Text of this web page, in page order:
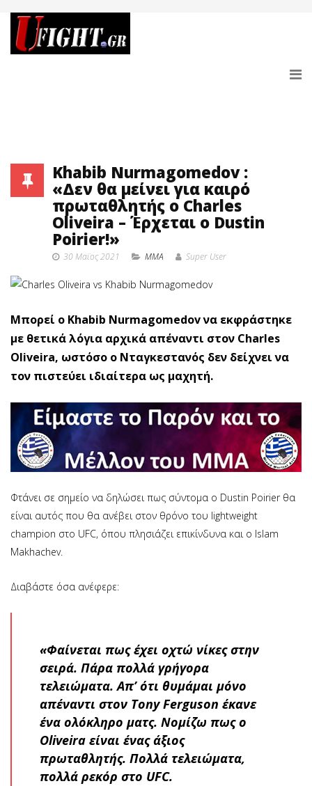
Khabib Nurmagomedov :
«Δεν θα μείνει για καιρό
πρωταθλητής ο Charles
Oliveira – Έρχεται ο Dustin
Poirier!»
30 Μαϊος 2021 MMA Super User
Μπορεί ο Khabib Nurmagomedov να εκφράστηκε
με θετικά λόγια αρχικά απέναντι στον Charles
Oliveira, ωστόσο ο Νταγκεστανός δεν δείχνει να
τον πιστεύει ιδιαίτερα ως μαχητή.
Φτάνει σε σημείο να δηλώσει πως σύντομα ο Dustin Poirier θα
είναι αυτός που θα ανέβει στον θρόνο του lightweight
champion στο UFC, όπου πλησιάζει επικίνδυνα και ο Islam
Makhachev.
Διαβάστε όσα ανέφερε:
«Φαίνεται πως έχει οχτώ νίκες στην
σειρά. Πάρα πολλά γρήγορα
τελειώματα. Απ’ ότι θυμάμαι μόνο
απέναντι στον Tony Ferguson έκανε
ένα ολόκληρο ματς. Νομίζω πως ο
Oliveira είναι ένας άξιος
πρωταθλητής. Πολλά τελειώματα,
πολλά ρεκόρ στο UFC.